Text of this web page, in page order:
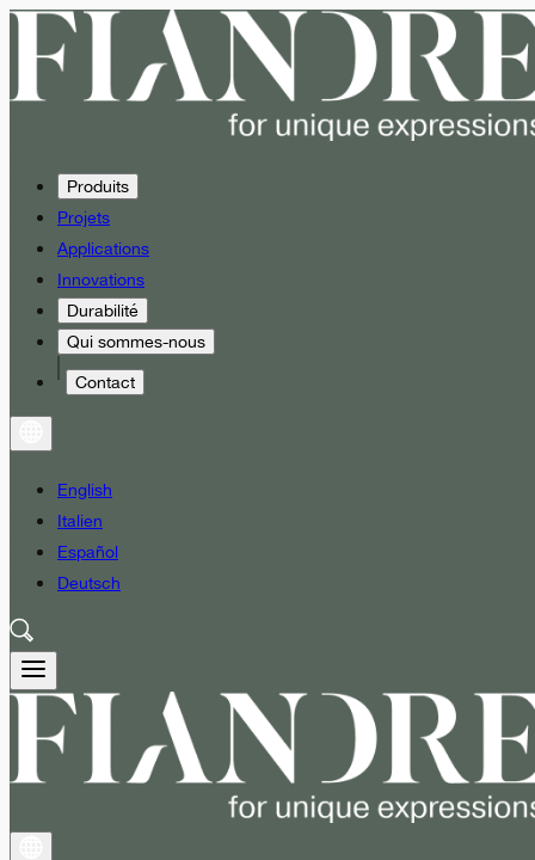
Produits
Projets
Applications
Innovations
Durabilité
Qui sommes-nous
Contact
English
Italien
Español
Deutsch